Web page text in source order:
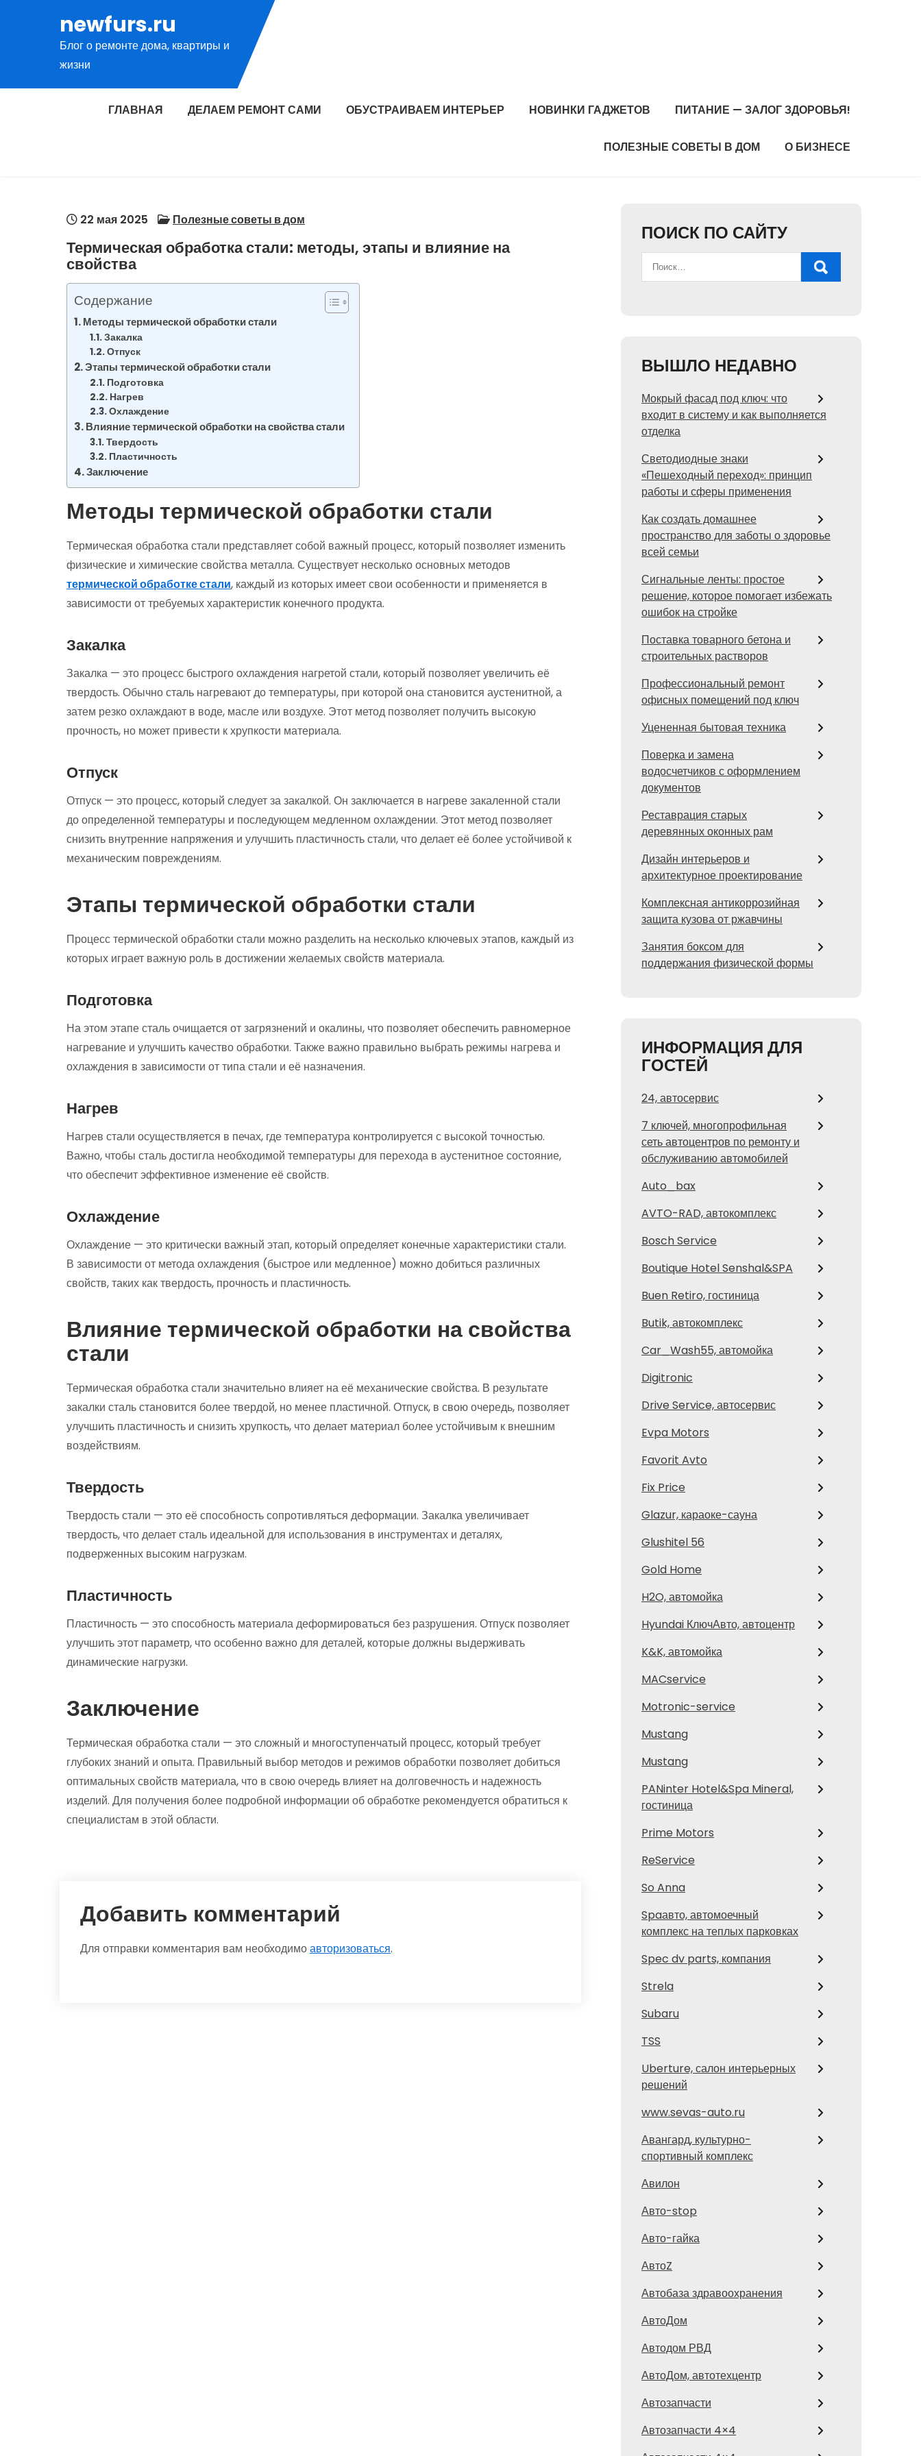
содержимому
newfurs.ru
Блог о ремонте дома, квартиры и
жизни
ГЛАВНАЯ ДЕЛАЕМ РЕМОНТ САМИ ОБУСТРАИВАЕМ ИНТЕРЬЕР НОВИНКИ ГАДЖЕТОВ ПИТАНИЕ — ЗАЛОГ ЗДОРОВЬЯ!
ПОЛЕЗНЫЕ СОВЕТЫ В ДОМ О БИЗНЕСЕ
22 мая 2025 Полезные советы в дом
Термическая обработка стали: методы, этапы и влияние на
свойства
Содержание
Методы термической обработки стали
Закалка
Отпуск
Этапы термической обработки стали
Подготовка
Нагрев
Охлаждение
Влияние термической обработки на свойства стали
Твердость
Пластичность
Заключение
Методы термической обработки стали
Термическая обработка стали представляет собой важный процесс, который позволяет изменить
физические и химические свойства металла. Существует несколько основных методов
термической обработке стали, каждый из которых имеет свои особенности и применяется в
зависимости от требуемых характеристик конечного продукта.
Закалка
Закалка — это процесс быстрого охлаждения нагретой стали, который позволяет увеличить её
твердость. Обычно сталь нагревают до температуры, при которой она становится аустенитной, а
затем резко охлаждают в воде, масле или воздухе. Этот метод позволяет получить высокую
прочность, но может привести к хрупкости материала.
Отпуск
Отпуск — это процесс, который следует за закалкой. Он заключается в нагреве закаленной стали
до определенной температуры и последующем медленном охлаждении. Этот метод позволяет
снизить внутренние напряжения и улучшить пластичность стали, что делает её более устойчивой к
механическим повреждениям.
Этапы термической обработки стали
Процесс термической обработки стали можно разделить на несколько ключевых этапов, каждый из
которых играет важную роль в достижении желаемых свойств материала.
Подготовка
На этом этапе сталь очищается от загрязнений и окалины, что позволяет обеспечить равномерное
нагревание и улучшить качество обработки. Также важно правильно выбрать режимы нагрева и
охлаждения в зависимости от типа стали и её назначения.
Нагрев
Нагрев стали осуществляется в печах, где температура контролируется с высокой точностью.
Важно, чтобы сталь достигла необходимой температуры для перехода в аустенитное состояние,
что обеспечит эффективное изменение её свойств.
Охлаждение
Охлаждение — это критически важный этап, который определяет конечные характеристики стали.
В зависимости от метода охлаждения (быстрое или медленное) можно добиться различных
свойств, таких как твердость, прочность и пластичность.
Влияние термической обработки на свойства
стали
Термическая обработка стали значительно влияет на её механические свойства. В результате
закалки сталь становится более твердой, но менее пластичной. Отпуск, в свою очередь, позволяет
улучшить пластичность и снизить хрупкость, что делает материал более устойчивым к внешним
воздействиям.
Твердость
Твердость стали — это её способность сопротивляться деформации. Закалка увеличивает
твердость, что делает сталь идеальной для использования в инструментах и деталях,
подверженных высоким нагрузкам.
Пластичность
Пластичность — это способность материала деформироваться без разрушения. Отпуск позволяет
улучшить этот параметр, что особенно важно для деталей, которые должны выдерживать
динамические нагрузки.
Заключение
Термическая обработка стали — это сложный и многоступенчатый процесс, который требует
глубоких знаний и опыта. Правильный выбор методов и режимов обработки позволяет добиться
оптимальных свойств материала, что в свою очередь влияет на долговечность и надежность
изделий. Для получения более подробной информации об обработке рекомендуется обратиться к
специалистам в этой области.
Добавить комментарий
Для отправки комментария вам необходимоавторизоваться.
ПОИСК ПО САЙТУ
ВЫШЛО НЕДАВНО
Мокрый фасад под ключ: что
входит в систему и как выполняется
отделка
Светодиодные знаки
«Пешеходный переход»: принцип
работы и сферы применения
Как создать домашнее
пространство для заботы о здоровье
всей семьи
Сигнальные ленты: простое
решение, которое помогает избежать
ошибок на стройке
Поставка товарного бетона и
строительных растворов
Профессиональный ремонт
офисных помещений под ключ
Уцененная бытовая техника
Поверка и замена
водосчетчиков с оформлением
документов
Реставрация старых
деревянных оконных рам
Дизайн интерьеров и
архитектурное проектирование
Комплексная антикоррозийная
защита кузова от ржавчины
Занятия боксом для
поддержания физической формы
ИНФОРМАЦИЯ ДЛЯ
ГОСТЕЙ
24, автосервис
7 ключей, многопрофильная
сеть автоцентров по ремонту и
обслуживанию автомобилей
Auto_bax
AVTO-RAD, автокомплекс
Bosch Service
Boutique Hotel Senshal&SPA
Buen Retiro, гостиница
Butik, автокомплекс
Car_Wash55, автомойка
Digitronic
Drive Service, автосервис
Evpa Motors
Favorit Avto
Fix Price
Glazur, караоке-сауна
Glushitel 56
Gold Home
H2O, автомойка
Hyundai КлючАвто, автоцентр
K&K, автомойка
MACservice
Motronic-service
Mustang
Mustang
PANinter Hotel&Spa Mineral,
гостиница
Prime Motors
ReService
So Anna
Spaавто, автомоечный
комплекс на теплых парковках
Spec dv parts, компания
Strela
Subaru
TSS
Uberture, салон интерьерных
решений
www.sevas-auto.ru
Авангард, культурно-
спортивный комплекс
Авилон
Авто-stop
Авто-гайка
АвтоZ
Автобаза здравоохранения
АвтоДом
Автодом РВД
АвтоДом, автотехцентр
Автозапчасти
Автозапчасти 4×4